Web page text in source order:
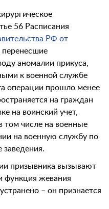
56 Расписания
РФ от
перенесшие
аномалии прикуса,
к военной службе
операции прошло менее
на граждан
на воинский учет,
том числе на военные
на военную службу по
заведения.
призывника вызывают
функция жевания
– он признается